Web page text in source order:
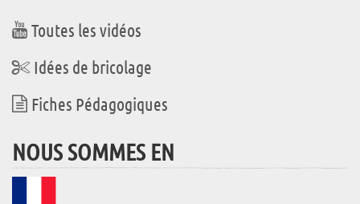
Toutes les vidéos
Idées de bricolage
Fiches Pédagogiques
NOUS SOMMES EN